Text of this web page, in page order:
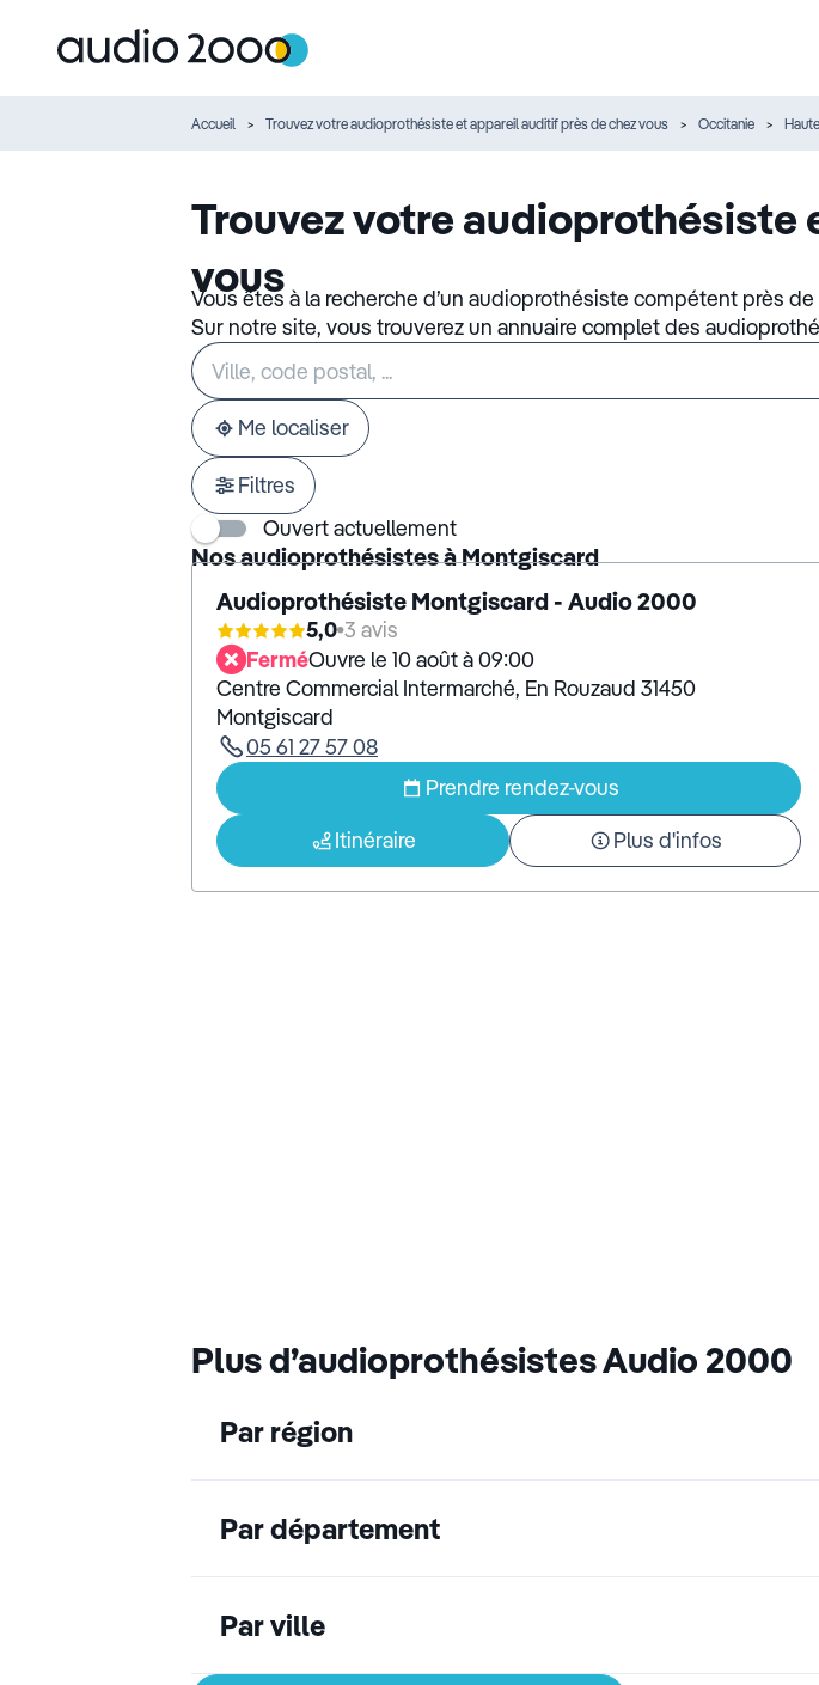
Accueil Trouvez votre audioprothésiste et appareil auditif près de chez vous Occitanie
Trouvez votre
vous
Vous êtes à la recherche d’un audioprothésiste compétent près
Sur notre site, vous trouverez un annuaire complet des
Veuillez
renseigner
une
adresse
Me localiser
Filtres
Ouvert actuellement
Nos audioprothésistes à Montgiscard
Audioprothésiste Montgiscard - Audio 2000
5,0 3 avis
FerméOuvre le 10 août à 09:00
Centre Commercial Intermarché, En Rouzaud 31450
Montgiscard
05 61 27 57 08
Prendre rendez-vous
Itinéraire
Plus d'infos
Plus d’audioprothésistes Audio 2000
Par région
Par département
Par ville